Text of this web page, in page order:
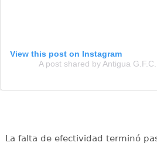
View this post on Instagram
A post shared by Antigua
La falta de efectividad terminó